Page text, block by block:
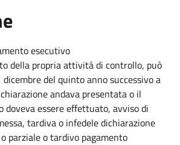
della propria attività di controllo, può
del quinto annosuccessivo a
andava presentata o il
doveva essere effettuato, avviso di
tardiva o infedele dichiarazione
parziale o tardivo pagamento